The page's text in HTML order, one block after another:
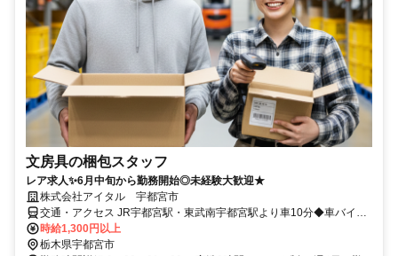
文房具の梱包スタッフ
レア求人✨6月中旬から勤務開始◎未経験大歓迎★
株式会社アイタル 宇都宮市
交通・アクセス JR宇都宮駅・東武南宇都宮駅より車10分◆車バイク
通勤可/ガソリン代支給◆交通費全額支給
時給1,300円以上
栃木県宇都宮市